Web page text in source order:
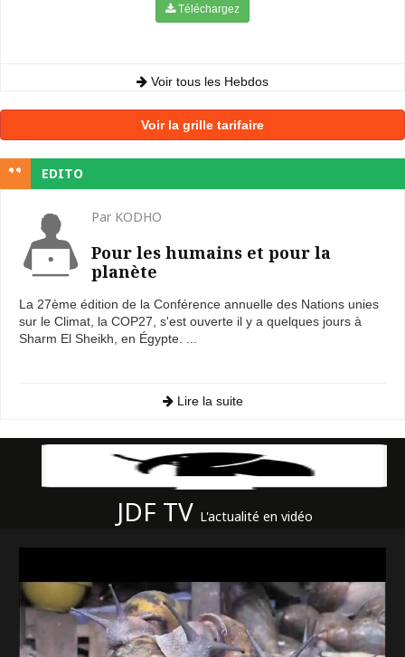
Téléchargez
Voir tous les Hebdos
Voir la grille tarifaire
EDITO
Par KODHO
Pour les humains et pour la
planète
La 27ème édition de la Conférence annuelle des Nations unies
sur le Climat, la COP27, s'est ouverte il y a quelques jours à
Sharm El Sheikh, en Égypte. ...
Lire la suite
JDF TV L'actualité en vidéo